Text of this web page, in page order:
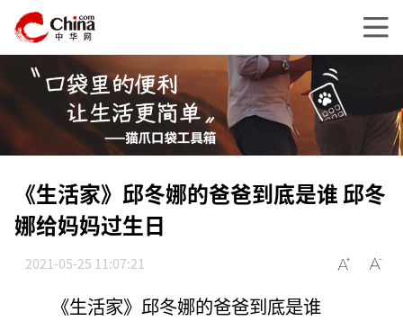
《生活家》邱冬娜的爸爸到底是谁 邱冬
娜给妈妈过生日
2021-05-25 11:07:21
《生活家》邱冬娜的爸爸到底是谁